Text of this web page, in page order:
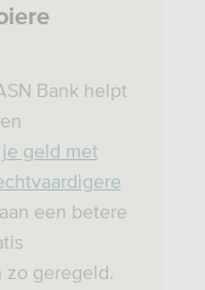
Bank helpt
geld met
een betere
zo geregeld.